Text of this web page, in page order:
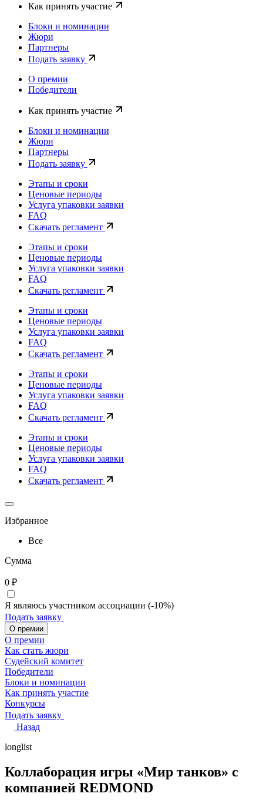
Как принять участие
Блоки и номинации
Жюри
Партнеры
Подать заявку
О премии
Победители
Как принять участие
Блоки и номинации
Жюри
Партнеры
Подать заявку
Этапы и сроки
Ценовые периоды
Услуга упаковки заявки
FAQ
Скачать регламент
Этапы и сроки
Ценовые периоды
Услуга упаковки заявки
FAQ
Скачать регламент
Этапы и сроки
Ценовые периоды
Услуга упаковки заявки
FAQ
Скачать регламент
Этапы и сроки
Ценовые периоды
Услуга упаковки заявки
FAQ
Скачать регламент
Этапы и сроки
Ценовые периоды
Услуга упаковки заявки
FAQ
Скачать регламент
Избранное
Все
Сумма
0 ₽
Я являюсь участником ассоциации (-10%)
Подать заявку
О премии
О премии
Как стать жюри
Судейский комитет
Победители
Блоки и номинации
Как принять участие
Конкурсы
Подать заявку
Назад
longlist
Коллаборация игры «Мир танков» с
компанией REDMOND